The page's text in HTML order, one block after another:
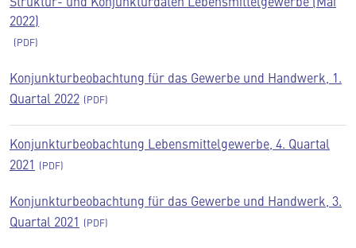
2022)
Konjunkturbeobachtung für das Gewerbe und Handwerk, 1.
Quartal 2022
Konjunkturbeobachtung Lebensmittelgewerbe, 4. Quartal
2021
Konjunkturbeobachtung für das Gewerbe und Handwerk, 3.
Quartal 2021